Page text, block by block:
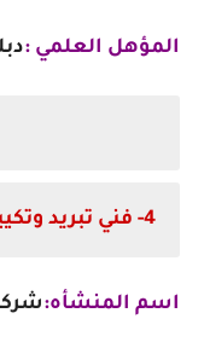
المؤهل العلمي :
4- فني تبريد وتكييف
اسم المنشأه: